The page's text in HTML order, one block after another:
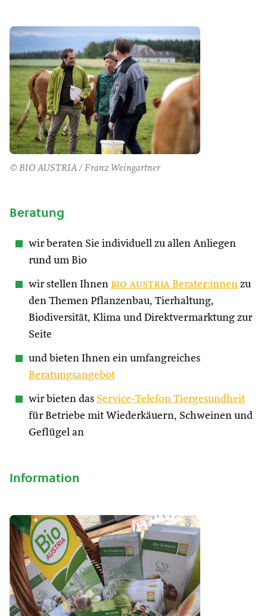
© BIO AUSTRIA / Franz Weingartner
Beratung
wir beraten Sie individuell zu allen Anliegen
rund um Bio
wir stellen Ihnen bio austria Berater:innen zu
den Themen Pflanzenbau, Tierhaltung,
Biodiversität, Klima und Direktvermarktung zur
Seite
und bieten Ihnen ein umfangreiches
Beratungsangebot
wir bieten das Service-Telefon Tiergesundheit
für Betriebe mit Wiederkäuern, Schweinen und
Geflügel an
Information